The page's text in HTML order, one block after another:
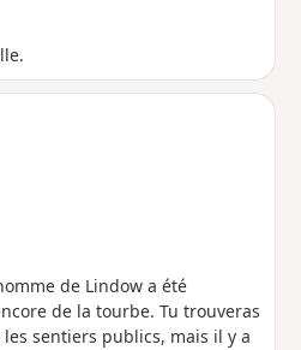
de Lindow a été
de la tourbe. Tu trouveras
sentiers publics, mais il y a